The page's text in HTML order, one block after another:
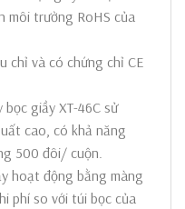
môi trường RoHS của
chỉ và có chứng chỉ CE
giầy XT-46C sử
cao, có khả năng
500 đôi/ cuộn.
hoạt động bằng màng
phí so với túi bọc của